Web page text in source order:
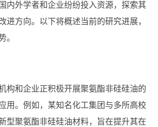
内外学者和企业纷纷投入资源，探索其
进方向。以下将概述当前的研究进展，
。
构和企业正积极开展聚氨酯非硅硅油的
用。例如，某知名化工集团与多所高校
型聚氨酯非硅硅油材料，旨在提升其在